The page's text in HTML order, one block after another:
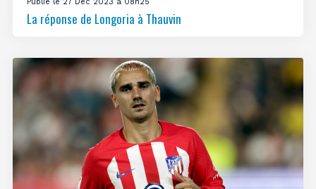
Publié le 27 Déc 2023 à 08h25
La réponse de Longoria à Thauvin